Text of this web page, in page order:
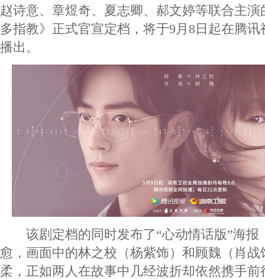
赵诗意、章煜奇、夏志卿、郝文婷等联合主
多指教》正式官宣定档，将于9月8日起在腾
播出。
该剧定档的同时发布了“心动情话版”海报
愈，画面中的林之校（杨紫饰）和顾魏（肖
柔，正如两人在故事中几经波折却依然携手前